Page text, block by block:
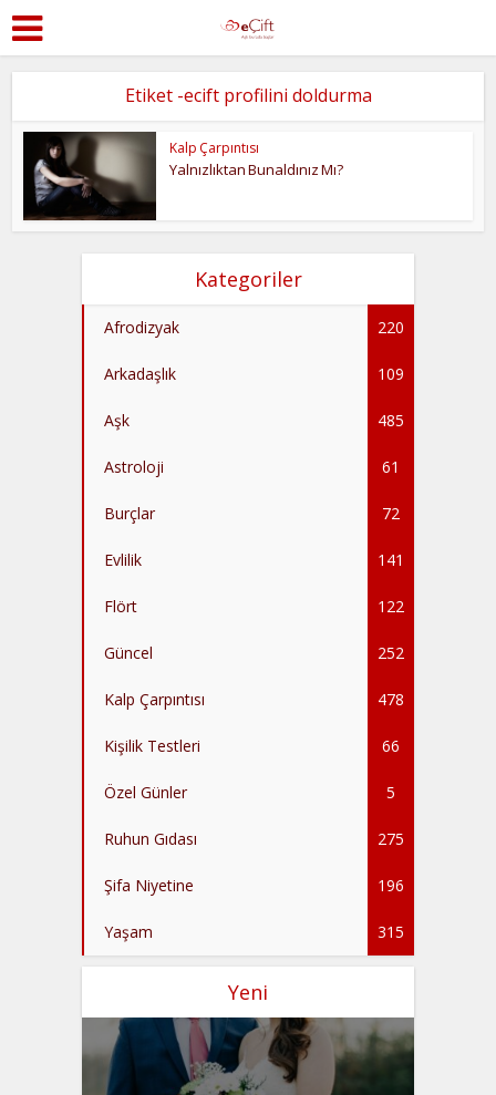
Etiket -ecift profilini doldurma
Kalp Çarpıntısı
Yalnızlıktan Bunaldınız Mı?
Kategoriler
Afrodizyak 220
Arkadaşlık 109
Aşk 485
Astroloji 61
Burçlar 72
Evlilik 141
Flört 122
Güncel 252
Kalp Çarpıntısı 478
Kişilik Testleri 66
Özel Günler 5
Ruhun Gıdası 275
Şifa Niyetine 196
Yaşam 315
Yeni